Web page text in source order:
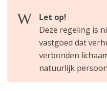
Let op!
Deze regeling is
vastgoed dat
verbonden
natuurlijk